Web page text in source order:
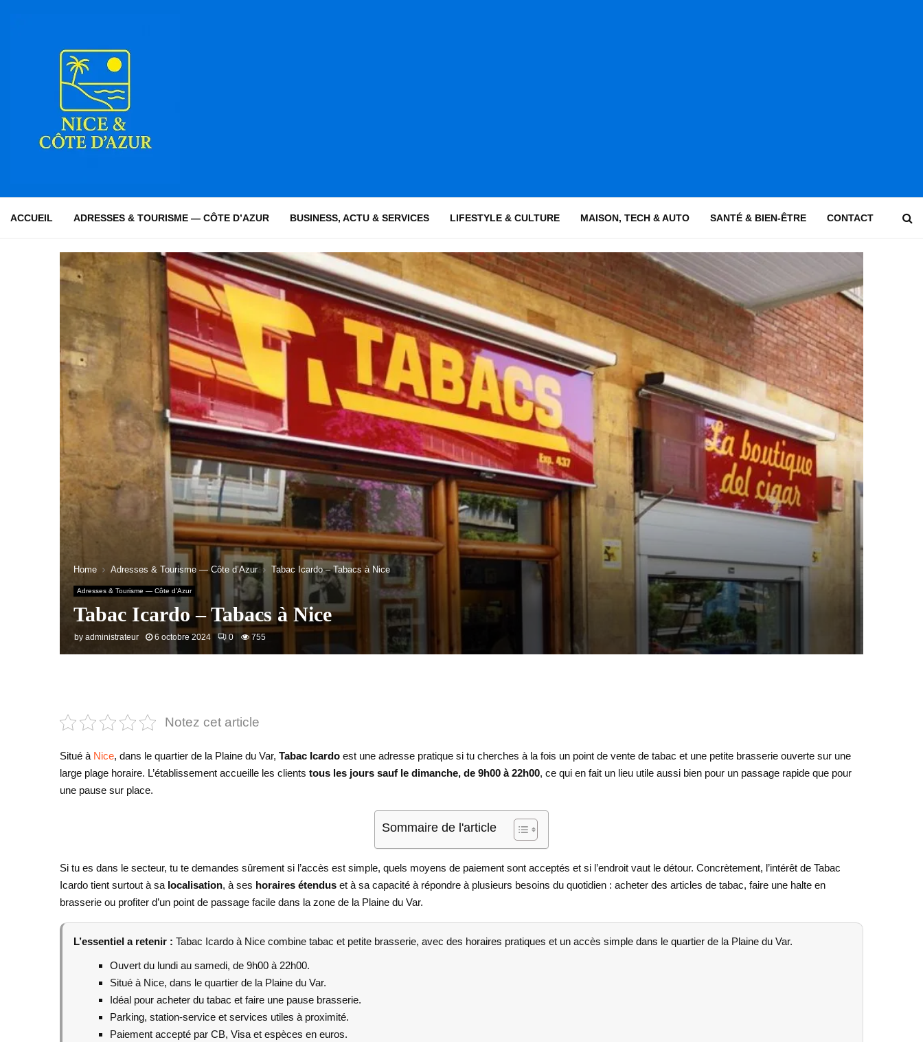
ACCUEIL ADRESSES & TOURISME — CÔTE D’AZUR BUSINESS, ACTU & SERVICES LIFESTYLE & CULTURE MAISON, TECH & AUTO SANTÉ & BIEN-ÊTRE CONTACT
Home Adresses & Tourisme — Côte d’Azur Tabac Icardo – Tabacs à Nice
Adresses & Tourisme — Côte d’Azur
Tabac Icardo – Tabacs à Nice
by administrateur 6 octobre 2024 0 755
Notez cet article
Situé à Nice, dans le quartier de la Plaine du Var, Tabac Icardo est une adresse pratique si tu cherches à la fois un point de vente de tabac et une petite brasserie ouverte sur une
large plage horaire. L’établissement accueille les clients tous les jours sauf le dimanche, de 9h00 à 22h00, ce qui en fait un lieu utile aussi bien pour un passage rapide que pour
une pause sur place.
Sommaire de l'article
Si tu es dans le secteur, tu te demandes sûrement si l’accès est simple, quels moyens de paiement sont acceptés et si l’endroit vaut le détour. Concrètement, l’intérêt de Tabac
Icardo tient surtout à sa localisation, à ses horaires étendus et à sa capacité à répondre à plusieurs besoins du quotidien : acheter des articles de tabac, faire une halte en
brasserie ou profiter d’un point de passage facile dans la zone de la Plaine du Var.
L’essentiel a retenir : Tabac Icardo à Nice combine tabac et petite brasserie, avec des horaires pratiques et un accès simple dans le quartier de la Plaine du Var.
Ouvert du lundi au samedi, de 9h00 à 22h00.
Situé à Nice, dans le quartier de la Plaine du Var.
Idéal pour acheter du tabac et faire une pause brasserie.
Parking, station-service et services utiles à proximité.
Paiement accepté par CB, Visa et espèces en euros.